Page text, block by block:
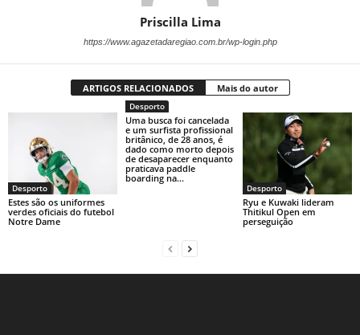
Priscilla Lima
https://www.agazetadaregiao.com.br/wp-login.php
ARTIGOS RELACIONADOS Mais do autor
Desporto
Estes são os uniformes
verdes oficiais do futebol
Notre Dame
Desporto
Uma busca foi cancelada
e um surfista profissional
britânico, de 28 anos, é
dado como morto depois
de desaparecer enquanto
praticava paddle
boarding na...
Desporto
Ryu e Kuwaki lideram
Thitikul Open em
perseguição